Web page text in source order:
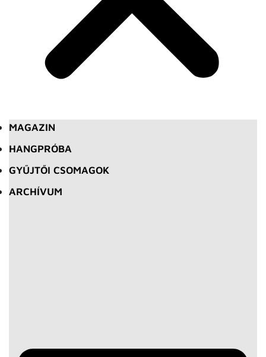
MAGAZIN
HANGPRÓBA
GYŰJTŐI CSOMAGOK
ARCHÍVUM